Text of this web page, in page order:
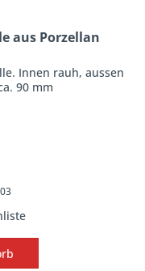
aus Porzellan
Innen rauh, aussen
90 mm